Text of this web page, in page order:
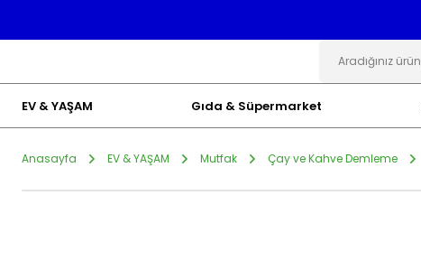
EV & YAŞAM Gıda & Süpermarket
Anasayfa EV & YAŞAM Mutfak Çay ve Kahve Demleme